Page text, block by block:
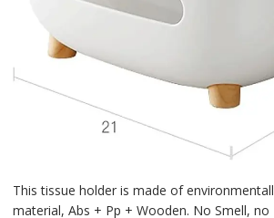
This tissue holder is made of
material, Abs + Pp + Wooden. No Smell,